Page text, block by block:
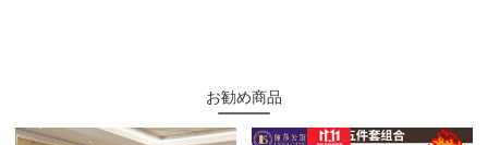
お勧め商品